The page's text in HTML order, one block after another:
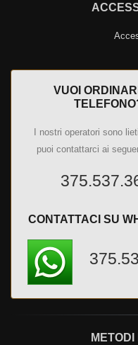
VUOI
I nostri operatori sono
puoi contattarci ai
CONTATTACI SU